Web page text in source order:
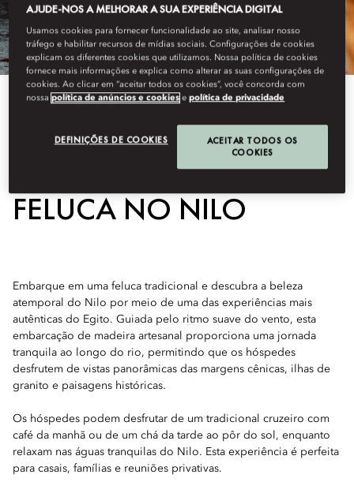
View All
NAVEGAÇÃO EM
FELUCA NO NILO
Embarque em uma feluca tradicional e descubra a beleza
atemporal do Nilo por meio de uma das experiências mais
autênticas do Egito. Guiada pelo ritmo suave do vento, esta
embarcação de madeira artesanal proporciona uma jornada
tranquila ao longo do rio, permitindo que os hóspedes
desfrutem de vistas panorâmicas das margens cênicas, ilhas de
granito e paisagens históricas.
Os hóspedes podem desfrutar de um tradicional cruzeiro com
café da manhã ou de um chá da tarde ao pôr do sol, enquanto
relaxam nas águas tranquilas do Nilo. Esta experiência é perfeita
para casais, famílias e reuniões privativas.
AJUDE-NOS A MELHORAR A SUA EXPERIÊNCIA DIGITAL
Usamos cookies para fornecer funcionalidade ao site, analisar nosso
tráfego e habilitar recursos de mídias sociais. Configurações de cookies
explicam os diferentes cookies que utilizamos. Nossa política de cookies
fornece mais informações e explica como alterar as suas configurações de
cookies. Ao clicar em “aceitar todos os cookies”, você concorda com
nossapolítica de anúncios e cookies epolítica de privacidade
DEFINIÇÕES DE COOKIES
ACEITAR TODOS OS
COOKIES